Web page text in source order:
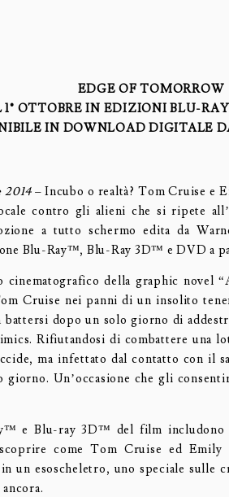
EDGE OF TOMORROW
1° OTTOBRE IN EDIZIONI BLU-
IN DOWNLOAD DIGITALE
2014 – Incubo o realtà? Tom Cruise e
contro gli alieni che si ripete
a tutto schermo edita da
Blu-Ray™, Blu-Ray 3D™ e DVD a
cinematografico della graphic novel
Cruise nei panni di un insolito
battersi dopo un solo giorno di
Rifiutandosi di combattere una
ma infettato dal contatto con il
giorno. Un’occasione che gli
e Blu-ray 3D™ del film includono
come Tom Cruise ed
un esoscheletro, uno speciale sulle